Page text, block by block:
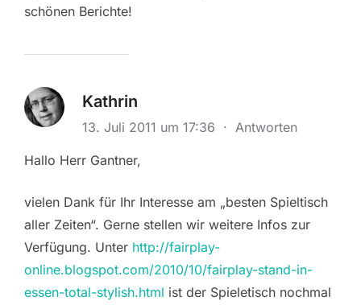
schönen Berichte!
Kathrin
13. Juli 2011 um 17:36 · Antworten
Hallo Herr Gantner,
vielen Dank für Ihr Interesse am „besten Spieltisch
aller Zeiten“. Gerne stellen wir weitere Infos zur
Verfügung. Unter http://fairplay-
online.blogspot.com/2010/10/fairplay-stand-in-
essen-total-stylish.html ist der Spieletisch nochmal